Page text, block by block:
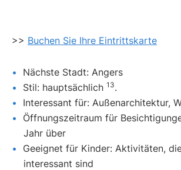
>> Buchen Sie Ihre Eintrittskarte
Nächste Stadt: Angers
Stil: hauptsächlich 13.
Interessant für: Außenarchitektur,
Öffnungszeitraum für
Jahr über
Geeignet für Kinder: Aktivitäten,
interessant sind